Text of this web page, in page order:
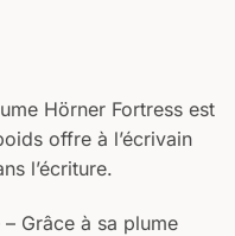
Hörner Fortress est
offre à l’écrivain
l’écriture.
– Grâce à sa plume